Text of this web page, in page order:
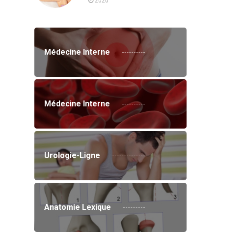
Médecine Interne
Médecine Interne
Urologie-Ligne
Anatomie Lexique